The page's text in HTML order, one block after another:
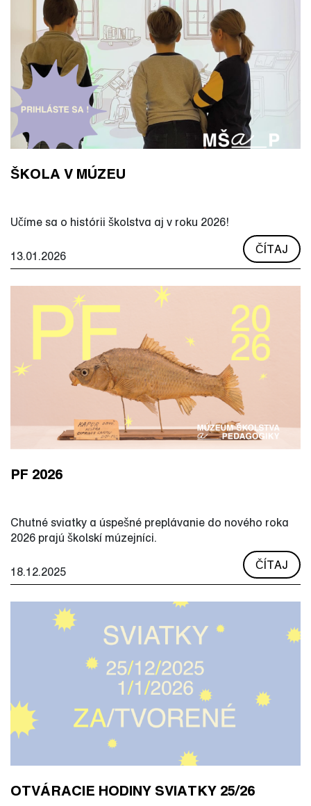
ŠKOLA V MÚZEU
Učíme sa o histórii školstva aj v roku 2026!
13.01.2026 ČÍTAJ
PF 2026
Chutné sviatky a úspešné preplávanie do nového roka
2026 prajú školskí múzejníci.
18.12.2025 ČÍTAJ
OTVÁRACIE HODINY SVIATKY 25/26